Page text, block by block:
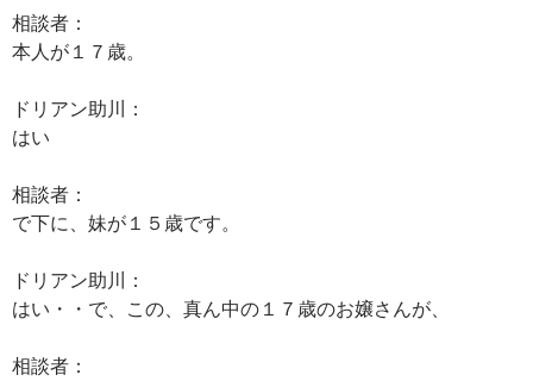
相談者：
本人が１７歳。
ドリアン助川：
はい
相談者：
で下に、妹が１５歳です。
ドリアン助川：
はい・・で、この、真ん中の１７歳のお嬢さんが、
相談者：